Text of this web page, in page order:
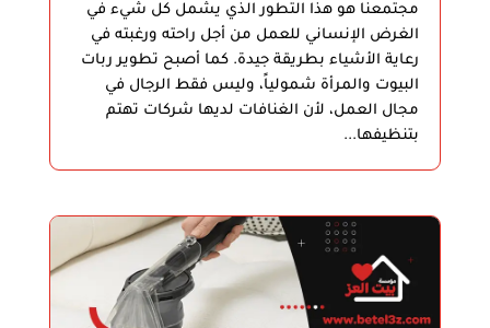
مجتمعنا هو هذا التطور الذي يشمل كل شيء في
الغرض الإنساني للعمل من أجل راحته ورغبته في
رعاية الأشياء بطريقة جيدة. كما أصبح تطوير ربات
البيوت والمرأة شمولياً، وليس فقط الرجال في
مجال العمل، لأن الغنافات لديها شركات تهتم
بتنظيفها...